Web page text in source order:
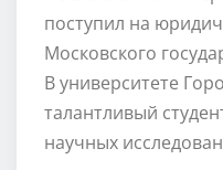
поступил на
Московского
В университете
талантливый
научных